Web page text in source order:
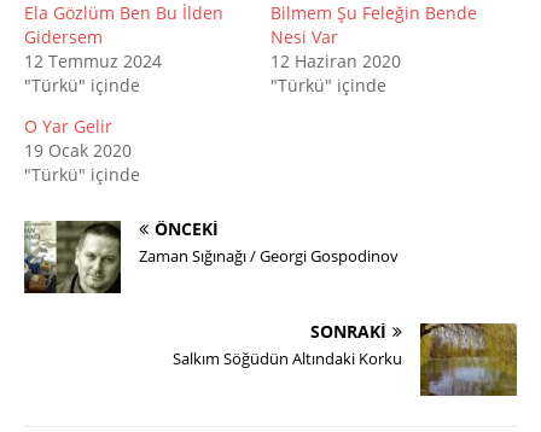
Ela Gözlüm Ben Bu İlden
Gidersem
12 Temmuz 2024
"Türkü" içinde
Bilmem Şu Feleğin Bende
Nesi Var
12 Haziran 2020
"Türkü" içinde
O Yar Gelir
19 Ocak 2020
"Türkü" içinde
ÖNCEKI
Zaman Sığınağı / Georgi Gospodinov
SONRAKI
Salkım Söğüdün Altındaki Korku